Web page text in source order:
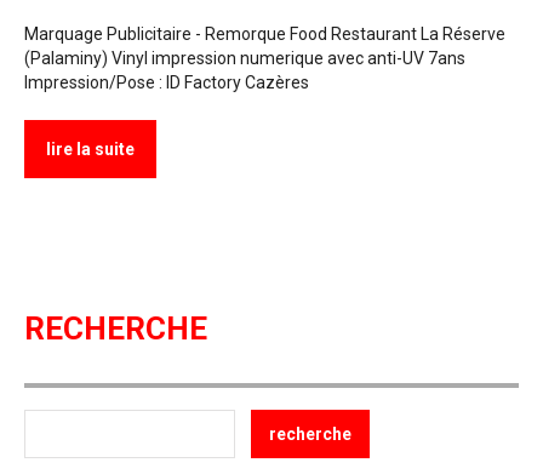
Marquage Publicitaire - Remorque Food Restaurant La Réserve
(Palaminy) Vinyl impression numerique avec anti-UV 7ans
Impression/Pose : ID Factory Cazères
lire la suite
RECHERCHE